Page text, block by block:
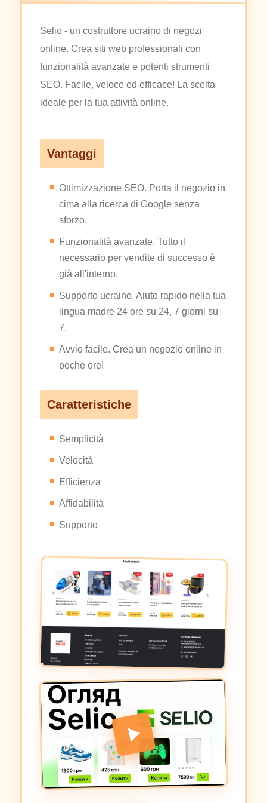
Selio - un costruttore ucraino di negozi
online. Crea siti web professionali con
funzionalità avanzate e potenti strumenti
SEO. Facile, veloce ed efficace! La scelta
ideale per la tua attività online.
Vantaggi
Ottimizzazione SEO. Porta il negozio in
cima alla ricerca di Google senza
sforzo.
Funzionalità avanzate. Tutto il
necessario per vendite di successo è
già all'interno.
Supporto ucraino. Aiuto rapido nella tua
lingua madre 24 ore su 24, 7 giorni su
7.
Avvio facile. Crea un negozio online in
poche ore!
Caratteristiche
Semplicità
Velocità
Efficienza
Affidabilità
Supporto